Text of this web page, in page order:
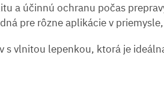
a účinnú ochranu počas
pre rôzne aplikácie v
s vlnitou lepenkou, ktorá je